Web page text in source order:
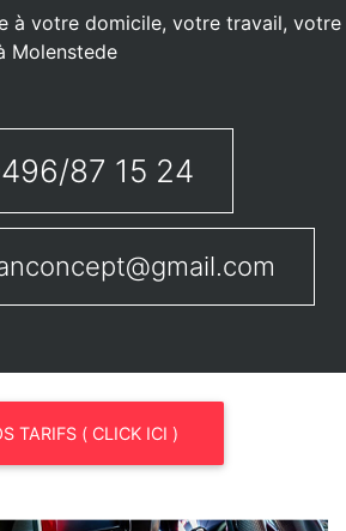
à votre domicile, votre travail, votre
Molenstede
87 15 24
TARIFS ( CLICK ICI )